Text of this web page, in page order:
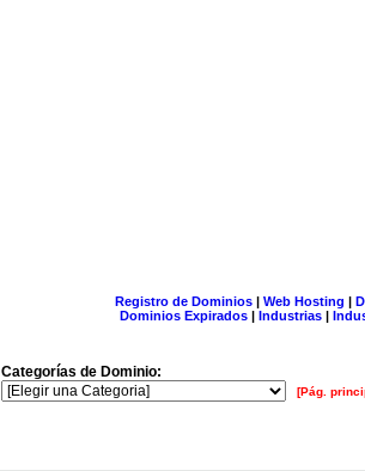
Registro de Dominios| Web Hosting |
Dominios Expirados | Industrias |
Categorías de Dominio:
[Pág.